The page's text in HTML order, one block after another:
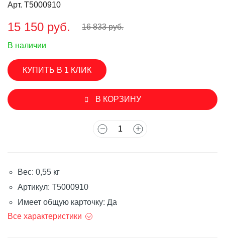
Арт. T5000910
15 150 руб. 16 833 руб.
В наличии
КУПИТЬ В 1 КЛИК
В КОРЗИНУ
Вес: 0,55 кг
Артикул: T5000910
Имеет общую карточку: Да
Все характеристики